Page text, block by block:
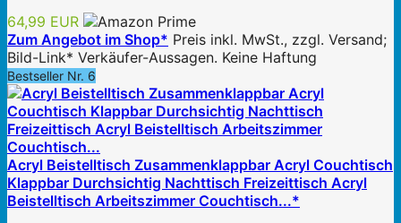
64,99 EUR
Zum Angebot im Shop* Preis inkl. MwSt., zzgl. Versand;
Bild-Link* Verkäufer-Aussagen. Keine Haftung
Bestseller Nr. 6
Acryl Beistelltisch Zusammenklappbar Acryl Couchtisch
Klappbar Durchsichtig Nachttisch Freizeittisch Acryl
Beistelltisch Arbeitszimmer Couchtisch...*